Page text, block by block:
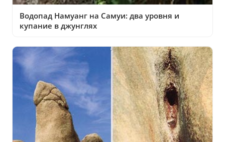
Водопад Намуанг на Самуи: два уровня и
купание в джунглях